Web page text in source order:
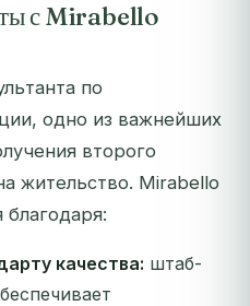
с Mirabello
по
одно из важнейших
второго
жительство. Mirabello
качества: штаб-